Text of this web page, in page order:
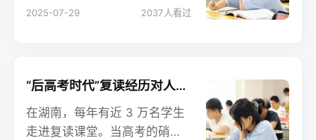
议。从动辄数万元的学费到层
屡见不鲜。揭开这条利益链条
的面纱，成为规范复读市场的
当务之急。
2025-07-29 2037 人看过
“后高考时代”复读经历对人生影响的长期追踪 湖南
在湖南，每年有近 3 万名学生
走进复读课堂。当高考的硝烟